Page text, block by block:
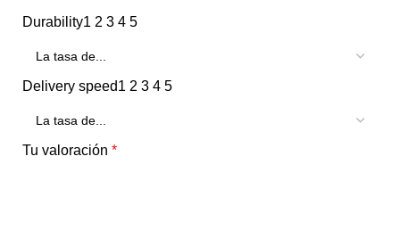
Durability1 2 3 4 5
Delivery speed1 2 3 4 5
Tu valoración *